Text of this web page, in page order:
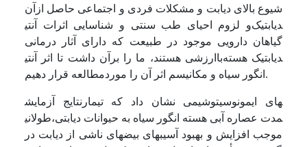
شیوع بالای دیابت و مشکلات فردی و اجتماعی حاصل ازآن
و لزوم احیای طب سنتی و شناسایی اثرات آنتی‎دیابتیک
گیاهان دارویی موجود در طبیعت که دارای آثار درمانی
باارزشی هستند، ما را برآن داشت تا اثر آنتی‎دیابتیک هسته
انگور سیاه و مکانیسم اثر آن را موردمطالعه قرار دهیم.
نتایج آزمایش‎های ایمونوسیتوشیمی نشان داد که تیمار
طولانی‎مدت عصاره آبی هسته انگور سیاه به حیوانات دیابتی،
موجب افزایش و بهبود آسیب­های بیضه­ای ناشی از دیابت در